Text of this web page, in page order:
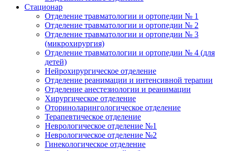
Стационар
Отделение травматологии и ортопедии № 1
Отделение травматологии и ортопедии № 2
Отделение травматологии и ортопедии № 3
(микрохирургия)
Отделение травматологии и ортопедии № 4 (для
детей)
Нейрохирургическое отделение
Отделение реанимации и интенсивной терапии
Отделение анестезиологии и реанимации
Хирургическое отделение
Оториноларингологическое отделение
Терапевтическое отделение
Неврологическое отделение №1
Неврологическое отделение №2
Гинекологическое отделение